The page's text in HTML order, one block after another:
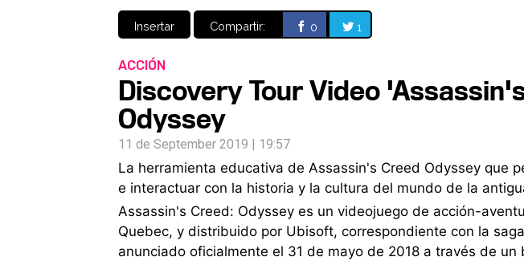
Insertar Compartir: 0 1
ACCIÓN
Discovery Tour Video
Odyssey
11 de September 2019 | 19:57
La herramienta educativa de Assassin's Creed Odyssey que
e interactuar con la historia y la cultura del mundo de la
Assassin's Creed: Odyssey es un videojuego de acción-
Quebec, y distribuido por Ubisoft, correspondiente con la
anunciado oficialmente el 31 de mayo de 2018 a través de un